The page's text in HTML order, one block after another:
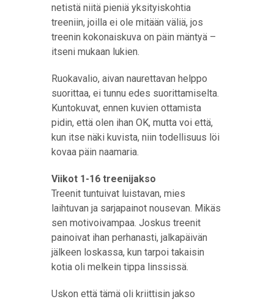
netistä niitä pieniä yksityiskohtia
treeniin, joilla ei ole mitään väliä, jos
treenin kokonaiskuva on päin mäntyä –
itseni mukaan lukien.
Ruokavalio, aivan naurettavan helppo
suorittaa, ei tunnu edes suorittamiselta.
Kuntokuvat, ennen kuvien ottamista
pidin, että olen ihan OK, mutta voi että,
kun itse näki kuvista, niin todellisuus löi
kovaa päin naamaria.
Viikot 1-16 treenijakso
Treenit tuntuivat luistavan, mies
laihtuvan ja sarjapainot nousevan. Mikäs
sen motivoivampaa. Joskus treenit
painoivat ihan perhanasti, jalkapäivän
jälkeen loskassa, kun tarpoi takaisin
kotia oli melkein tippa linssissä.
Uskon että tämä oli kriittisin jakso